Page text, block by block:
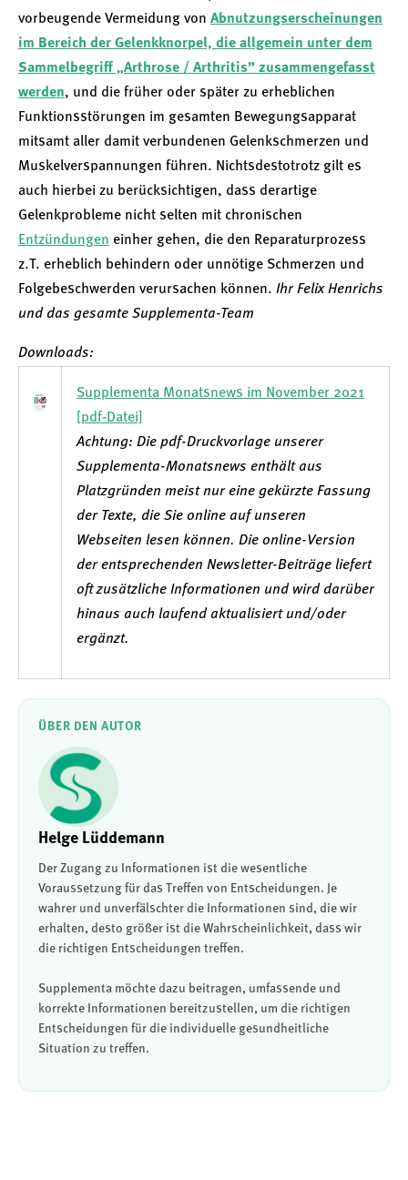
vorbeugende Vermeidung von Abnutzungs­erscheinungen
im Bereich der Gelenkknorpel, die allgemein unter dem
Sammelbegriff „Arthrose / Arthritis” zusammengefasst
werden, und die früher oder später zu erheblichen
Funktionsstörungen im gesamten Bewegungsapparat
mitsamt aller damit verbundenen Gelenkschmerzen und
Muskelverspannungen führen. Nichtsdestotrotz gilt es
auch hierbei zu berücksichtigen, dass derartige
Gelenkprobleme nicht selten mit chronischen
Entzündungen einher gehen, die den Reparaturprozess
z.T. erheblich behindern oder unnötige Schmerzen und
Folgebeschwerden verursachen können. Ihr Felix Henrichs
und das gesamte Supplementa-Team
Downloads:
Supplementa Monatsnews im November 2021
[pdf-Datei]
Achtung: Die pdf-Druckvorlage unserer
Supplementa-Monatsnews enthält aus
Platzgründen meist nur eine gekürzte Fassung
der Texte, die Sie online auf unseren
Webseiten lesen können. Die online-Version
der entsprechenden Newsletter-Beiträge liefert
oft zusätzliche Informationen und wird darüber
hinaus auch laufend aktualisiert und/oder
ergänzt.
ÜBER DEN AUTOR
Helge Lüddemann
Der Zugang zu Informationen ist die wesentliche
Voraussetzung für das Treffen von Entscheidungen. Je
wahrer und unverfälschter die Informationen sind, die wir
erhalten, desto größer ist die Wahrscheinlichkeit, dass wir
die richtigen Entscheidungen treffen.
Supplementa möchte dazu beitragen, umfassende und
korrekte Informationen bereitzustellen, um die richtigen
Entscheidungen für die individuelle gesundheitliche
Situation zu treffen.